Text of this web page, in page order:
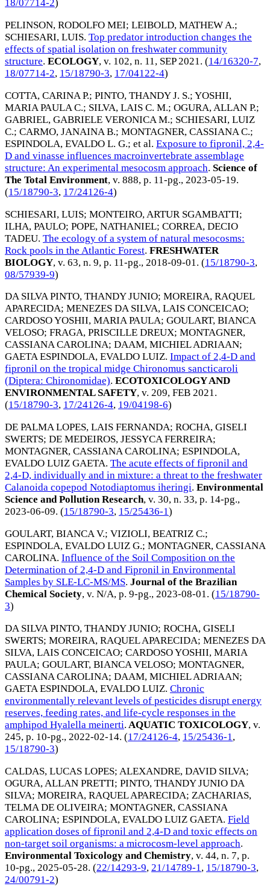
18/07714-2)
PELINSON, RODOLFO MEI; LEIBOLD, MATHEW A.;
SCHIESARI, LUIS. Top predator introduction changes the
effects of spatial isolation on freshwater community
structure. ECOLOGY, v. 102, n. 11, SEP 2021. (14/16320-7,
18/07714-2, 15/18790-3, 17/04122-4)
COTTA, CARINA P.; PINTO, THANDY J. S.; YOSHII,
MARIA PAULA C.; SILVA, LAIS C. M.; OGURA, ALLAN P.;
GABRIEL, GABRIELE VERONICA M.; SCHIESARI, LUIZ
C.; CARMO, JANAINA B.; MONTAGNER, CASSIANA C.;
ESPINDOLA, EVALDO L. G.; et al. Exposure to fipronil, 2,4-
D and vinasse influences macroinvertebrate assemblage
structure: An experimental mesocosm approach. Science of
The Total Environment, v. 888, p. 11-pg., 2023-05-19.
(15/18790-3, 17/24126-4)
SCHIESARI, LUIS; MONTEIRO, ARTUR SGAMBATTI;
ILHA, PAULO; POPE, NATHANIEL; CORREA, DECIO
TADEU. The ecology of a system of natural mesocosms:
Rock pools in the Atlantic Forest. FRESHWATER
BIOLOGY, v. 63, n. 9, p. 11-pg., 2018-09-01 . (15/18790-3,
08/57939-9)
DA SILVA PINTO, THANDY JUNIO; MOREIRA, RAQUEL
APARECIDA; MENEZES DA SILVA, LAIS CONCEICAO;
CARDOSO YOSHII, MARIA PAULA; GOULART, BIANCA
VELOSO; FRAGA, PRISCILLE DREUX; MONTAGNER,
CASSIANA CAROLINA; DAAM, MICHIEL ADRIAAN;
GAETA ESPINDOLA, EVALDO LUIZ. Impact of 2,4-D and
fipronil on the tropical midge Chironomus sancticaroli
(Diptera: Chironomidae). ECOTOXICOLOGY AND
ENVIRONMENTAL SAFETY, v. 209, FEB 2021.
(15/18790-3, 17/24126-4, 19/04198-6)
DE PALMA LOPES, LAIS FERNANDA; ROCHA, GISELI
SWERTS; DE MEDEIROS, JESSYCA FERREIRA;
MONTAGNER, CASSIANA CAROLINA; ESPINDOLA,
EVALDO LUIZ GAETA. The acute effects of fipronil and
2,4-D, individually and in mixture: a threat to the freshwater
Calanoida copepod Notodiaptomus iheringi. Environmental
Science and Pollution Research, v. 30, n. 33, p. 14-pg.,
2023-06-09. (15/18790-3, 15/25436-1)
GOULART, BIANCA V.; VIZIOLI, BEATRIZ C.;
ESPINDOLA, EVALDO LUIZ G.; MONTAGNER, CASSIANA
CAROLINA. Influence of the Soil Composition on the
Determination of 2,4-D and Fipronil in Environmental
Samples by SLE-LC-MS/MS. Journal of the Brazilian
Chemical Society, v. N/A, p. 9-pg., 2023-08-01. (15/18790-
3)
DA SILVA PINTO, THANDY JUNIO; ROCHA, GISELI
SWERTS; MOREIRA, RAQUEL APARECIDA; MENEZES DA
SILVA, LAIS CONCEICAO; CARDOSO YOSHII, MARIA
PAULA; GOULART, BIANCA VELOSO; MONTAGNER,
CASSIANA CAROLINA; DAAM, MICHIEL ADRIAAN;
GAETA ESPINDOLA, EVALDO LUIZ. Chronic
environmentally relevant levels of pesticides disrupt energy
reserves, feeding rates, and life-cycle responses in the
amphipod Hyalella meinerti. AQUATIC TOXICOLOGY, v.
245, p. 10-pg., 2022-02-14. (17/24126-4, 15/25436-1 ,
15/18790-3)
CALDAS, LUCAS LOPES; ALEXANDRE, DAVID SILVA;
OGURA, ALLAN PRETTI; PINTO, THANDY JUNIO DA
SILVA; MOREIRA, RAQUEL APARECIDA; ZACHARIAS,
TELMA DE OLIVEIRA; MONTAGNER, CASSIANA
CAROLINA; ESPINDOLA, EVALDO LUIZ GAETA. Field
application doses of fipronil and 2,4-D and toxic effects on
non-target soil organisms: a microcosm-level approach.
Environmental Toxicology and Chemistry, v. 44, n. 7, p.
10-pg., 2025-05-28. (22/14293-9, 21/14789-1 , 15/18790-3,
24/00791-2)